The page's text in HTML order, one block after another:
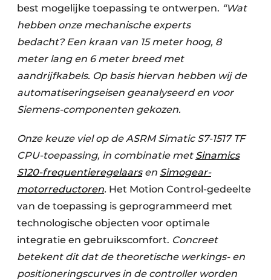
best mogelijke toepassing te ontwerpen. “Wat
hebben onze mechanische experts
bedacht?Een kraan van 15 meter hoog, 8
meter lang en 6 meter breed met
aandrijfkabels. Op basis hiervan hebben wij de
automatiseringseisen geanalyseerd en voor
Siemens-componenten gekozen.
Onze keuze viel op de ASRM Simatic S7-1517 TF
CPU-toepassing, in combinatie met Sinamics
S120-frequentieregelaarsen Simogear-
motorreductoren. Het Motion Control-gedeelte
van de toepassing is geprogrammeerd met
technologische objecten voor optimale
integratie en gebruikscomfort. Concreet
betekent dit dat de theoretische werkings- en
positioneringscurves in de controller worden